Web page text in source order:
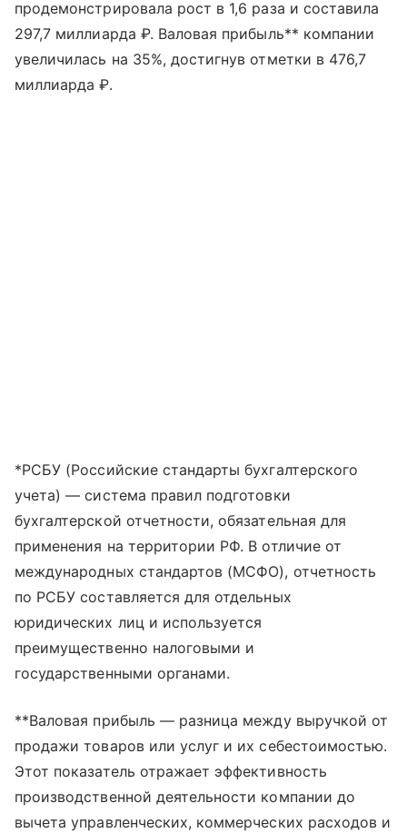
продемонстрировала рост в 1,6 раза и составила
297,7 миллиарда ₽. Валовая прибыль** компании
увеличилась на 35%, достигнув отметки в 476,7
миллиарда ₽.
*РСБУ (Российские стандарты бухгалтерского
учета) — система правил подготовки
бухгалтерской отчетности, обязательная для
применения на территории РФ. В отличие от
международных стандартов (МСФО), отчетность
по РСБУ составляется для отдельных
юридических лиц и используется
преимущественно налоговыми и
государственными органами.
**Валовая прибыль — разница между выручкой от
продажи товаров или услуг и их себестоимостью.
Этот показатель отражает эффективность
производственной деятельности компании до
вычета управленческих, коммерческих расходов и